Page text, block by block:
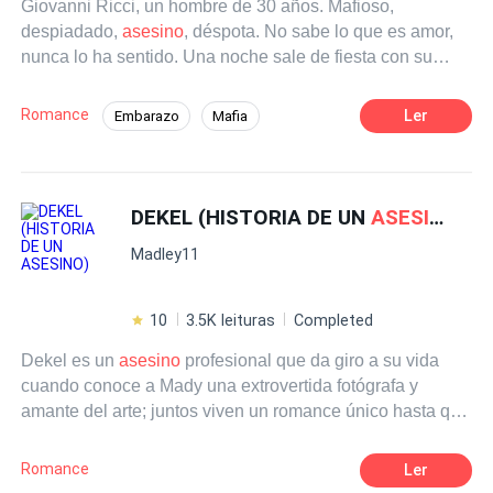
para amar... pero con él veo una oportunidad de libertad.
Juntos, no solo estamos huyendo. Estamos tramando
derribar el imperio de mi marido y construir uno propio en
como cualquier bala. Y en este juego de poder, pasión y
sangre, la línea entre la supervivencia y la destrucción se
Giovanni Ricci, un hombre de 30 años. Mafioso,
despiadado,asesino, déspota. No sabe lo que es amor,
nunca lo ha sentido. Una noche sale de fiesta con su
tiene sexo con una chica, si saber que semanas después
ella, aparece embarazada de él. ¿Giovanni aceptará al
Romance Embarazo Mafia Ler
DEKEL (HISTORIA DE UNASESINO
Madley11
10 3.5K leituras Completed
Dekel es unasesino profesional que da giro a su vida
cuando conoce a Mady una extrovertida fotógrafa y
amante del arte; juntos viven un romance único hasta que
Romance Ler